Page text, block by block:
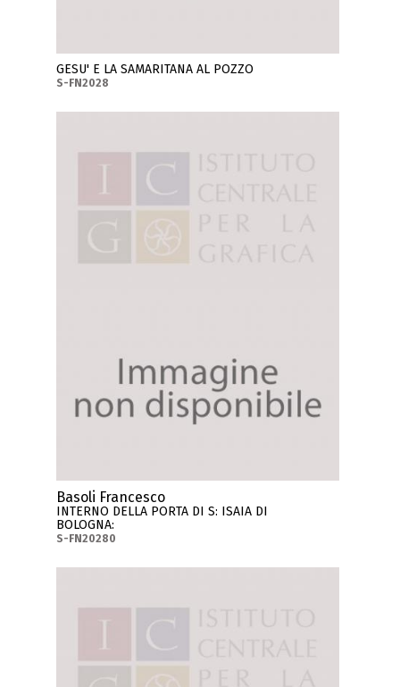
GESU' E LA SAMARITANA AL POZZO
S-FN2028
Basoli Francesco
INTERNO DELLA PORTA DI S: ISAIA DI
BOLOGNA:
S-FN20280